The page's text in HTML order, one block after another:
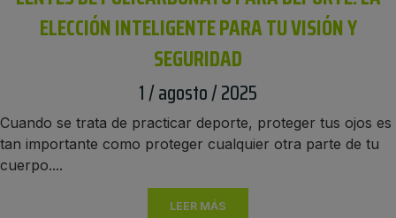
ELECCIÓN INTELIGENTE PARA TU VISIÓN Y
SEGURIDAD
1 / agosto / 2025
Cuando se trata de practicar deporte, proteger tus ojos es
tan importante como proteger cualquier otra parte de tu
cuerpo....
LEER MÁS